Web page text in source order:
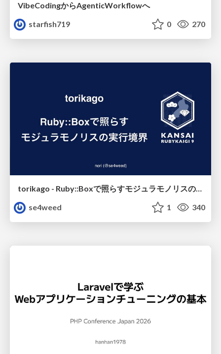
VibeCodingからAgenticWorkflowへ
starfish719
0 270
torikago - Ruby::Boxで照らすモジュラモノリスの実行境界
se4weed
1 340